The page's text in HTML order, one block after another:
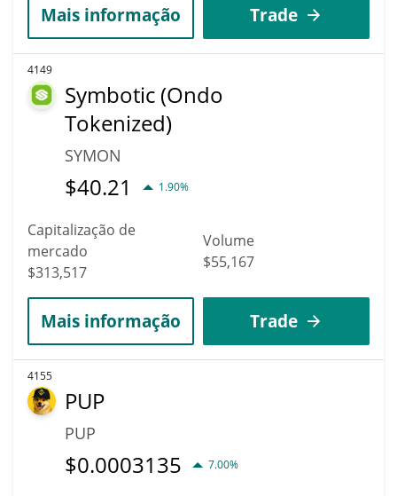
Mais informação Trade
4149
Symbotic (Ondo
Tokenized)
SYMON
$40.21 1.90%
Capitalização de
mercado
$313,517
Volume
$55,167
Mais informação Trade
4155
PUP
PUP
$0.0003135 7.00%